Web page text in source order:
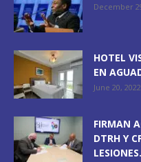
December
HOTEL
EN
June 20, 2022
FIRMAN
DTRH Y